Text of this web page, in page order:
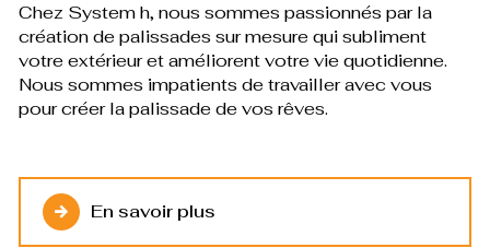
Chez System h, nous sommes passionnés par la
création de palissades sur mesure qui subliment
votre extérieur et améliorent votre vie quotidienne.
Nous sommes impatients de travailler avec vous
pour créer la palissade de vos rêves.
En savoir plus